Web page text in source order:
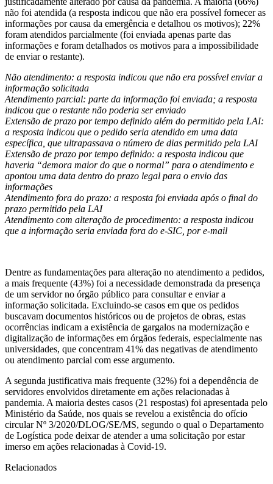
não foi atendida (a resposta indicou que não era possível fornecer as
informações por causa da emergência e detalhou os motivos); 22%
foram atendidos parcialmente (foi enviada apenas parte das
informações e foram detalhados os motivos para a impossibilidade
de enviar o restante).
Não atendimento: a resposta indicou que não era possível enviar a
informação solicitada
Atendimento parcial: parte da informação foi enviada; a resposta
indicou que o restante não poderia ser enviado
Extensão de prazo por tempo definido além do permitido pela LAI:
a resposta indicou que o pedido seria atendido em uma data
específica, que ultrapassava o número de dias permitido pela LAI
Extensão de prazo por tempo definido: a resposta indicou que
haveria “demora maior do que o normal” para o atendimento e
apontou uma data dentro do prazo legal para o envio das
informações
Atendimento fora do prazo: a resposta foi enviada após o final do
prazo permitido pela LAI
Atendimento com alteração de procedimento: a resposta indicou
que a informação seria enviada fora do e-SIC, por e-mail
Dentre as fundamentações para alteração no atendimento a pedidos,
a mais frequente (43%) foi a necessidade demonstrada da presença
de um servidor no órgão público para consultar e enviar a
informação solicitada. Excluindo-se casos em que os pedidos
buscavam documentos históricos ou de projetos de obras, estas
ocorrências indicam a existência de gargalos na modernização e
digitalização de informações em órgãos federais, especialmente nas
universidades, que concentram 41% das negativas de atendimento
ou atendimento parcial com esse argumento.
A segunda justificativa mais frequente (32%) foi a dependência de
servidores envolvidos diretamente em ações relacionadas à
pandemia. A maioria destes casos (21 respostas) foi apresentada pelo
Ministério da Saúde, nos quais se revelou a existência do ofício
circular Nº 3/2020/DLOG/SE/MS, segundo o qual o Departamento
de Logística pode deixar de atender a uma solicitação por estar
imerso em ações relacionadas à Covid-19.
Relacionados